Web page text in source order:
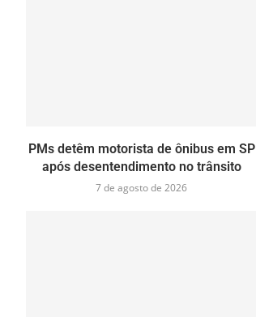
PMs detêm motorista de ônibus em SP
após desentendimento no trânsito
7 de agosto de 2026